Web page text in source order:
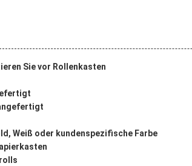
Sie vor Rollenkasten
Weiß oder kundenspezifische Farbe